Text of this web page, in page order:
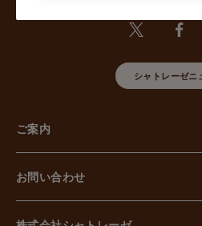
に以下の措置をしております。
【組織的安全管理措置】
用、個人情報の取扱い状況を確認
等事案に対応する体制の整備、取
管理措置の見直し等に関して、必
個人情報の取扱いに関する留意事
持に関する事項を含む誓約書を取
【物理的安全管理措置】
個人情報を取り扱う区域の管理、
難等の防止、電子媒体等を持ち運
て、必要な措置を講じています。
シャトレーゼニ
ご案内
お問い合わせ